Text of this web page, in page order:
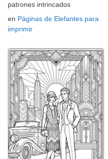
patrones intrincados
en Páginas de Elefantes para
imprimir